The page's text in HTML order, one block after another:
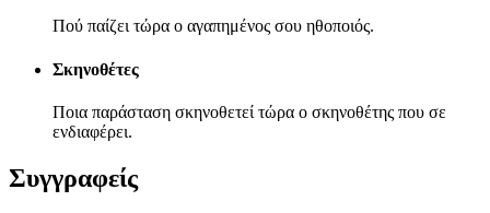
Πού παίζει τώρα ο αγαπημένος σου ηθοποιός.
Σκηνοθέτες
Ποια παράσταση σκηνοθετεί τώρα ο σκηνοθέτης που σε
ενδιαφέρει.
Συγγραφείς